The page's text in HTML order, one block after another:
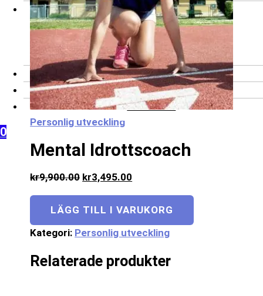
Företag
Företagsbeställning
Skräddarsydd
utbildning
Kontakt
Frågor och svar
Mitt konto
0
Personlig utveckling
Mental Idrottscoach
kr9,900.00 kr3,495.00
LÄGG TILL I VARUKORG
Kategori: Personlig utveckling
Relaterade produkter